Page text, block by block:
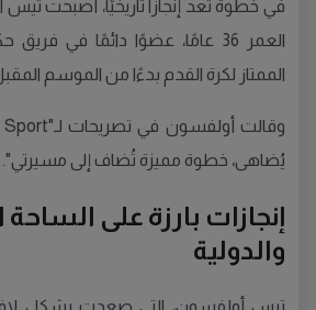
في خطوة تُعد إنجازًا تاريخيًا، أصبحت
العمر 36 عامًا، عضوًا دائمًا في
الممتاز لكرة القدم بدءًا من الموسم
يُضاهى، خطوة مميزة تُضاف إلى مسيرتي".
إنجازات بارزة على الساحة
والدولية
تيس أولفسون، التي صعدت بشكل